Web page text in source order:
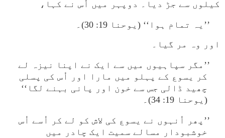
کیلوں سے جڑ دیا۔ دوپہر میں اُس نے کہا،
’’یہ تمام ہوا‘‘ (یوحنا 19: 30)۔
اور وہ مر گیا۔
’’مگر سپاہیوں میں سے ایک نے اپنا نیزہ لے
کر یسوع کے پہلو میں مارا اور اُس کی پسلی
چھید ڈالی جس سے خون اور پانی بہنے لگا‘‘
(یوحنا 19: 34)۔
’’پھر اُنہوں نے یسوع کی لاش کو لے کر اُسے اُس
خوشبودار مسالے سمیت ایک چادر میں